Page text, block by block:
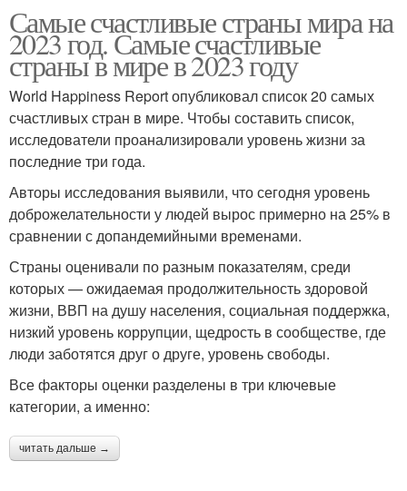
Самые счастливые страны мира на
2023 год. Самые счастливые
страны в мире в 2023 году
World Happiness Report опубликовал список 20 самых
счастливых стран в мире. Чтобы составить список,
исследователи проанализировали уровень жизни за
последние три года.
Авторы исследования выявили, что сегодня уровень
доброжелательности у людей вырос примерно на 25% в
сравнении с допандемийными временами.
Страны оценивали по разным показателям, среди
которых — ожидаемая продолжительность здоровой
жизни, ВВП на душу населения, социальная поддержка,
низкий уровень коррупции, щедрость в сообществе, где
люди заботятся друг о друге, уровень свободы.
Все факторы оценки разделены в три ключевые
категории, а именно:
читать дальше →